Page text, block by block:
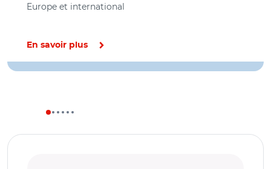
Europe et international
En savoir plus